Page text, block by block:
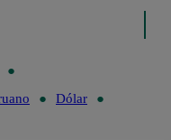
Dólar